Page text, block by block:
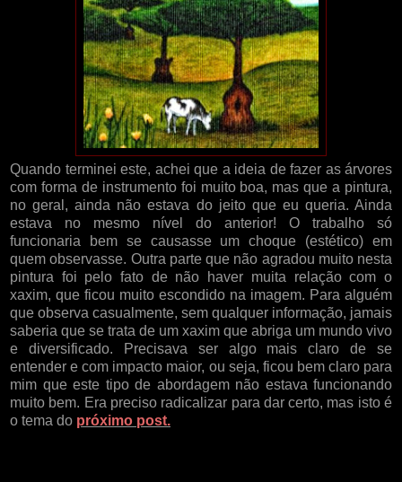
Quando terminei este, achei que a ideia de fazer as árvores
com forma de instrumento foi muito boa, mas que a pintura,
no geral, ainda não estava do jeito que eu queria. Ainda
estava no mesmo nível do anterior! O trabalho só
funcionaria bem se causasse um choque (estético) em
quem observasse. Outra parte que não agradou muito nesta
pintura foi pelo fato de não haver muita relação com o
xaxim, que ficou muito escondido na imagem. Para alguém
que observa casualmente, sem qualquer informação, jamais
saberia que se trata de um xaxim que abriga um mundo vivo
e diversificado. Precisava ser algo mais claro de se
entender e com impacto maior, ou seja, ficou bem claro para
mim que este tipo de abordagem não estava funcionando
muito bem. Era preciso radicalizar para dar certo, mas isto é
o tema do próximo post.